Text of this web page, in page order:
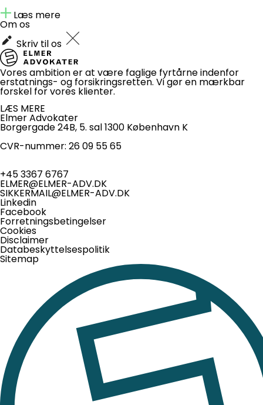
Læs mere
Om os
Skriv til os
Vores ambition er at være faglige fyrtårne indenfor
erstatnings- og forsikringsretten. Vi gør en mærkbar
forskel for vores klienter.
LÆS MERE
Elmer Advokater
Borgergade 24B, 5. sal1300 København K
CVR-nummer: 26 09 55 65
+45 3367 6767
ELMER@ELMER-ADV.DK
SIKKERMAIL@ELMER-ADV.DK
Linkedin
Facebook
Forretningsbetingelser
Cookies
Disclaimer
Databeskyttelsespolitik
Sitemap